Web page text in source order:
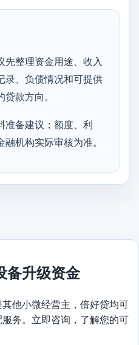
先整理资金用途、收入
录、负债情况和可提供
款方向。
准备建议；额度、利
机构实际审核为准。
备升级资金
他小微经营主，倍好贷均可
务。立即咨询，了解您的可